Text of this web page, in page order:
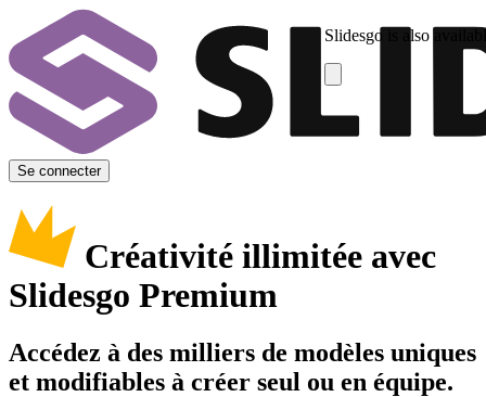
Slidesgo is also
Se connecter
Créativité illimitée avec
Slidesgo Premium
Accédez à des milliers de modèles uniques
et modifiables à créer seul ou en équipe.